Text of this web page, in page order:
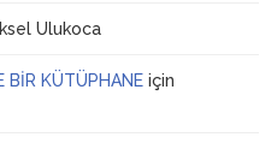
Ulukoca
BİR KÜTÜPHANE için